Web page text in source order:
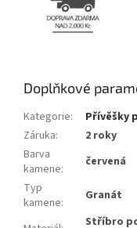
Doplňkové
Kategorie:
Přívěšky
Záruka:
2 roky
Barva
kamene:
červená
Typ
kamene: Granát
Stříbro